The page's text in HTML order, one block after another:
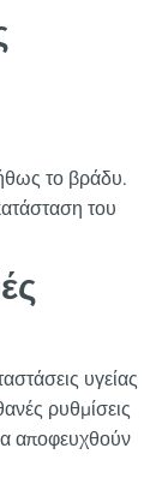
το βράδυ.
του
υγείας
ρυθμίσεις
αποφευχθούν